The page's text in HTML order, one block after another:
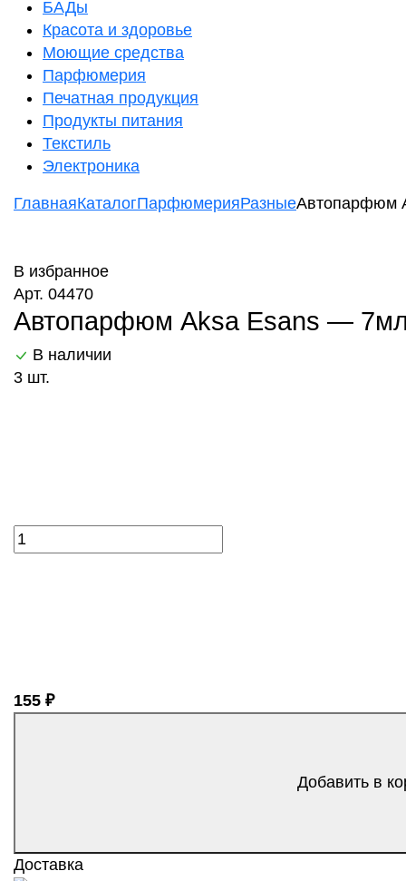
БАДы
Красота и здоровье
Моющие средства
Парфюмерия
Печатная продукция
Продукты питания
Текстиль
Электроника
ГлавнаяКаталогПарфюмерияРазныеАвтопарфюм
В избранное
Арт. 04470
Автопарфюм Aksa Esans — 7мл
В наличии
3 шт.
155 ₽
Добавить в
Доставка